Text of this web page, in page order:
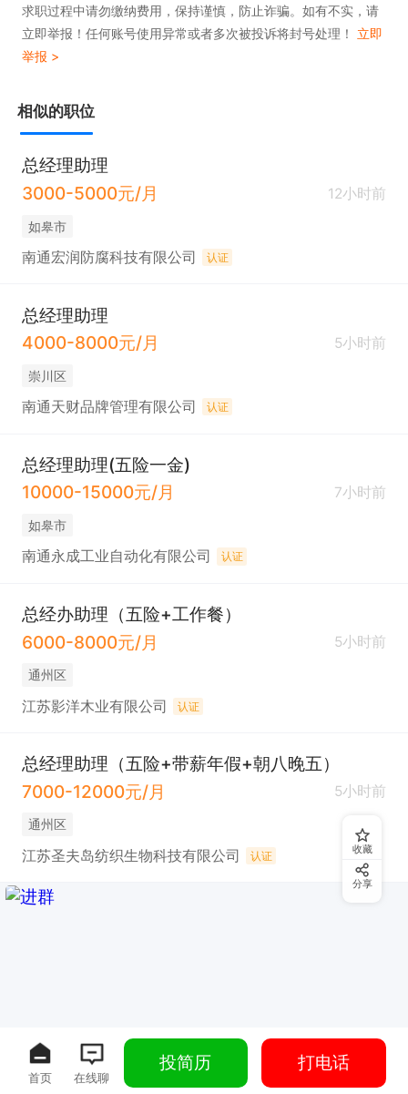
求职过程中请勿缴纳费用，保持谨慎，防止诈骗。如有不实，请
立即举报！任何账号使用异常或者多次被投诉将封号处理！ 立即
举报 >
相似的职位
总经理助理
3000-5000元/月
12小时前
如皋市
南通宏润防腐科技有限公司 认证
总经理助理
4000-8000元/月
5小时前
崇川区
南通天财品牌管理有限公司 认证
总经理助理(五险一金)
10000-15000元/月
7小时前
如皋市
南通永成工业自动化有限公司 认证
总经办助理（五险+工作餐）
6000-8000元/月
5小时前
通州区
江苏影洋木业有限公司 认证
总经理助理（五险+带薪年假+朝八晚五）
7000-12000元/月
5小时前
通州区
江苏圣夫岛纺织生物科技有限公司 认证 收藏
分享
首页 在线聊
投简历 打电话